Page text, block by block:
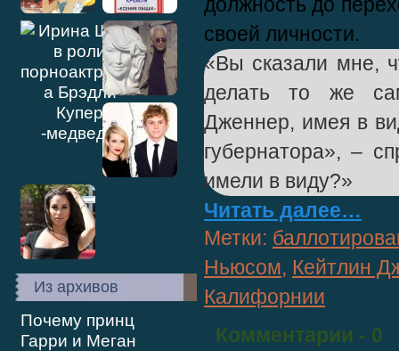
Из архивов
Почему принц
Гарри и Меган
должность до
своей личности.
«Вы сказали мне,
делать то же
Дженнер, имея в
губернатора», –
имели в виду?»
Читать далее…
Метки:
Ньюсом, Кейтлин
Калифорнии
Комментарии - 0